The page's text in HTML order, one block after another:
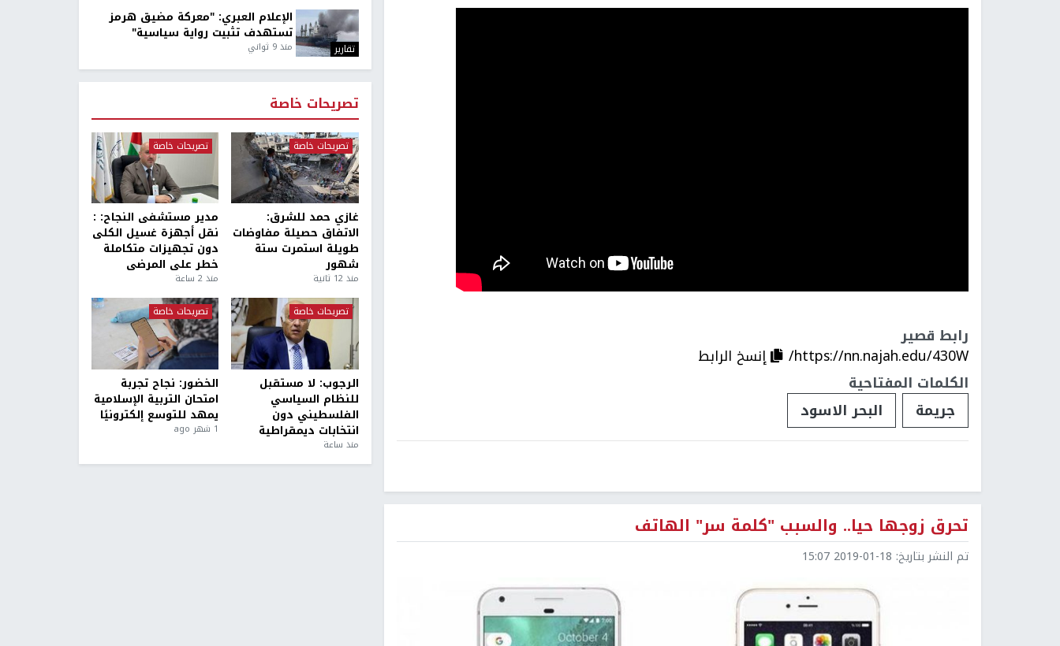
رابط قصير
https://nn.najah.edu/430W/
إنسخ الرابط
الكلمات المفتاحية
جريمة
البحر الاسود
تحرق زوجها حيا.. والسبب "كلمة سر" الهاتف
تم النشر بتاريخ: 2019-01-18 15:07
تقارير
الإعلام العبري: "معركة مضيق هرمز
تستهدف تثبيت رواية سياسية"
منذ 9 ثواني
تصريحات خاصة
تصريحات خاصة
غازي حمد للشرق:
الاتفاق حصيلة مفاوضات
طويلة استمرت ستة
شهور
منذ 12 ثانية
تصريحات خاصة
مدير مستشفى النجاح: :
نقل أجهزة غسيل الكلى
دون تجهيزات متكاملة
خطر على المرضى
منذ 2 ساعة
تصريحات خاصة
الرجوب: لا مستقبل
للنظام السياسي
الفلسطيني دون
انتخابات ديمقراطية
منذ ساعة
تصريحات خاصة
الخضور: نجاح تجربة
امتحان التربية الإسلامية
يمهد للتوسع إلكترونيًا
1 شهر ago